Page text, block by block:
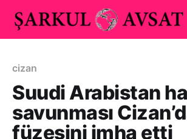
cizan
Suudi Arabistan
savunması
füzesini imha etti